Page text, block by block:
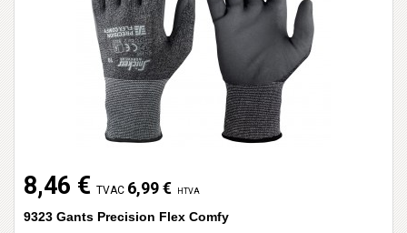
8,46 € TVAC 6,99 € HTVA
9323 Gants Precision Flex Comfy